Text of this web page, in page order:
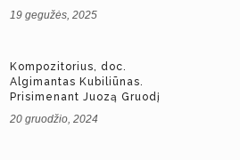
19 gegužės, 2025
Kompozitorius, doc.
Algimantas Kubiliūnas.
Prisimenant Juozą Gruodį
20 gruodžio, 2024